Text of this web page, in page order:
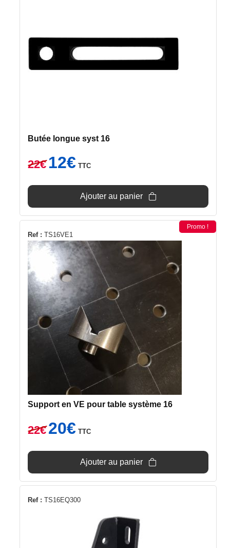
Butée longue syst 16
22€
Le
prix
12€prix
est :
TTC
Ajouter au panier
Ref : TS16VE1
Promo !
Support en VE pour table système 16
22€
Le
prix
20€prix
est :
TTC
Ajouter au panier
Ref : TS16EQ300